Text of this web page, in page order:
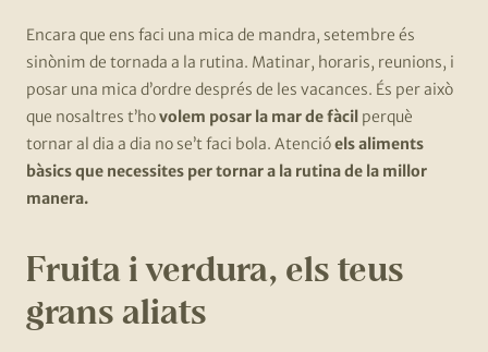
Encara que ens faci una mica de mandra, setembre és
sinònim de tornada a la rutina. Matinar, horaris, reunions, i
posar una mica d’ordre després de les vacances. És per això
que nosaltres t’hovolem posar la mar de fàcil perquè
tornar al dia a dia no se’t faci bola. Atencióels aliments
bàsics que necessites per tornar a la rutina de la millor
manera.
Fruita i verdura, els teus
grans aliats